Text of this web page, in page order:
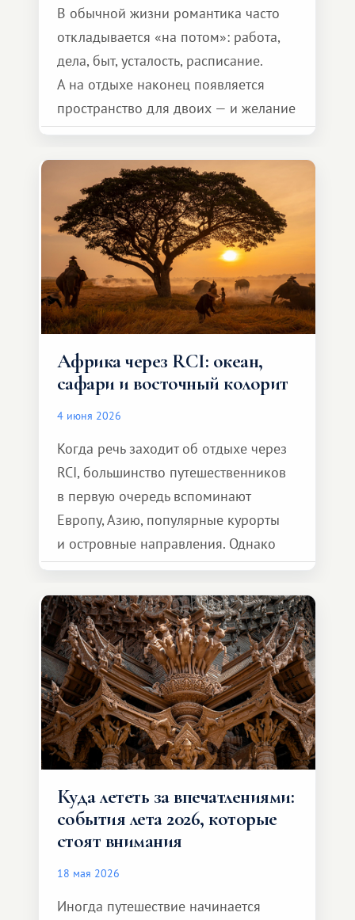
В обычной жизни романтика часто
откладывается «на потом»: работа,
дела, быт, усталость, расписание.
А на отдыхе наконец появляется
пространство для двоих — и желание
сделать для близкого человека что-то
особенное. Не обязательно
масштабное, но тёплое
и запоминающееся :)
Африка через RCI: океан,
сафари и восточный колорит
4 июня 2026
Когда речь заходит об отдыхе через
RCI, большинство путешественников
в первую очередь вспоминают
Европу, Азию, популярные курорты
и островные направления. Однако
возможности обменной системы
значительно шире. Среди них есть
и Африка — континент, который
способен подарить совершенно иной
формат путешествия.
Куда лететь за впечатлениями:
события лета 2026, которые
стоят внимания
18 мая 2026
Иногда путешествие начинается